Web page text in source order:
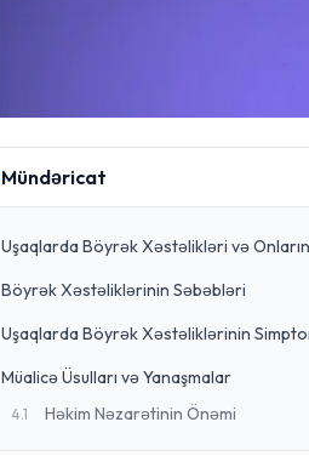
Mündəricat
Uşaqlarda Böyrək Xəstəlikləri və
Böyrək Xəstəliklərinin Səbəbləri
Uşaqlarda Böyrək Xəstəliklərinin
Müalicə Üsulları və Yanaşmalar
4.1 Həkim Nəzarətinin Önəmi